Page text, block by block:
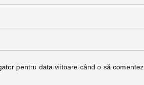
pentru data viitoare când o să comentez.